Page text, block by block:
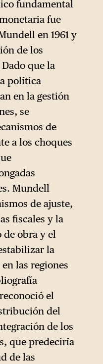
nos
que
los años
fundamental
fue
en 1961 y
de los
que la
política
en la gestión
se
de
a los choques
Mundell
de ajuste,
fiscales y la
obra y el
la
las regiones
el
del
de los
que predeciría
de las